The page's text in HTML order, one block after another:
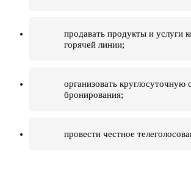
продавать продукты и услуги
горячей линии;
организовать круглосуточную
бронирования;
провести честное